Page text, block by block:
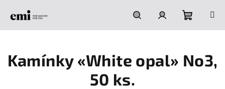
HledatPřihlášeníNákupní
košík
Kamínky «White opal» No3,
50 ks.